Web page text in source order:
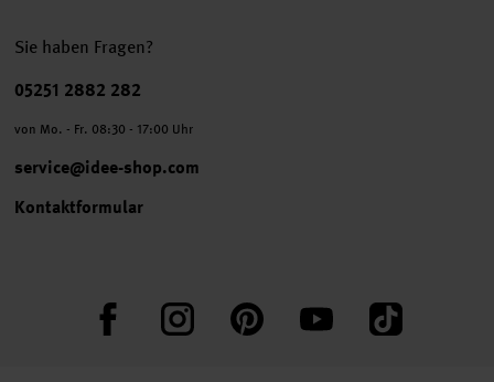
Sie haben Fragen?
Telefonnummer
05251 2882 282
von Mo. - Fr. 08:30 - 17:00 Uhr
service@idee-shop.com
Kontaktformular
FacebookInstagram PinterestYouTube TikTok